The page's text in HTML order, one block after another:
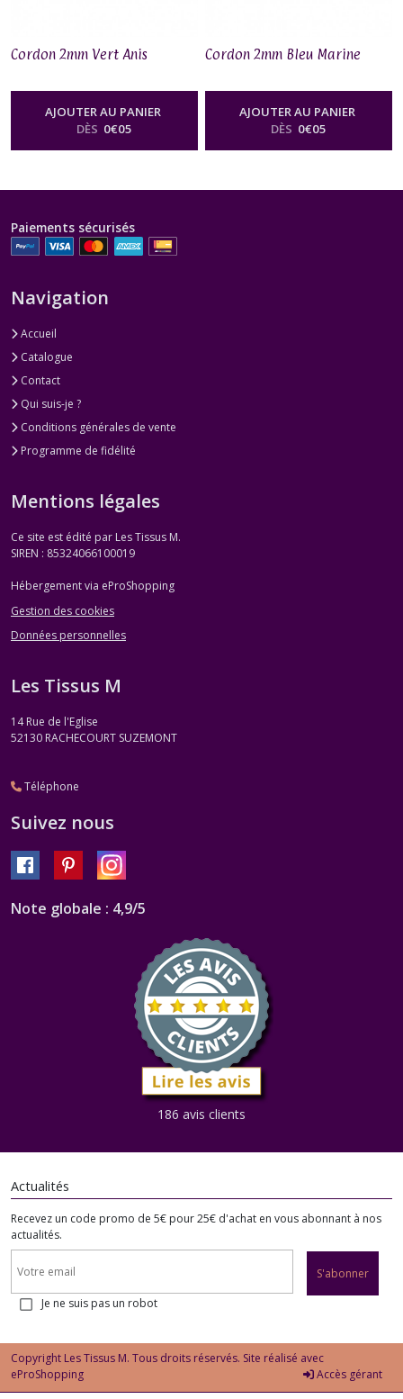
Cordon 2mm Vert Anis
AJOUTER AU PANIER
DÈS 0€05
Cordon 2mm Bleu Marine
AJOUTER AU PANIER
DÈS 0€05
Paiements sécurisés
Navigation
Accueil
Catalogue
Contact
Qui suis-je ?
Conditions générales de vente
Programme de fidélité
Mentions légales
Ce site est édité par Les Tissus M.
SIREN : 85324066100019
Hébergement via eProShopping
Gestion des cookies
Données personnelles
Les Tissus M
14 Rue de l'Eglise
52130 RACHECOURT SUZEMONT
Téléphone
Suivez nous
Note globale : 4,9/5
186 avis clients
Actualités
Recevez un code promo de 5€ pour 25€ d'achat en vous abonnant à nos
actualités.
S'abonner
Je ne suis pas un robot
Copyright Les Tissus M. Tous droits réservés. Site réalisé avec
eProShopping
Accès gérant